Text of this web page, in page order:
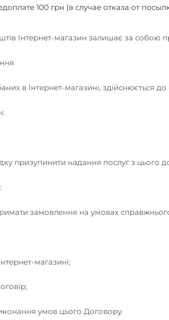
100 грн (в случае отказа от
Інтернет-магазин залишає за собою
в Інтернет-магазині, здійснюється
призупинити надання послуг з цього
замовлення на умовах
магазині;
умов цього Договору.